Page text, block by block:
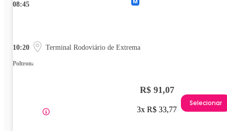
08:45
10:20 Terminal Rodoviário de Extrema
Poltrona
R$ 91,07
3x R$ 33,77
Selecionar